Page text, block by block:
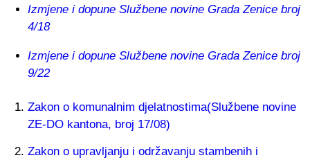
Izmjene i dopune Službene novine Grada Zenice broj
4/18
Izmjene i dopune Službene novine Grada Zenice broj
9/22
Zakon o komunalnim djelatnostima(Službene novine
ZE-DO kantona, broj 17/08)
Zakon o upravljanju i održavanju stambenih i